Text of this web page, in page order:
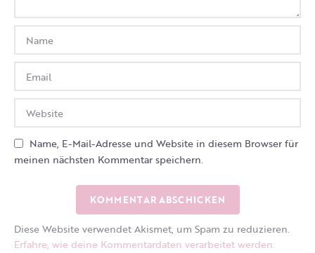
Name, E-Mail-Adresse und Website in diesem Browser für
meinen nächsten Kommentar speichern.
Diese Website verwendet Akismet, um Spam zu reduzieren.
Erfahre, wie deine Kommentardaten verarbeitet werden.